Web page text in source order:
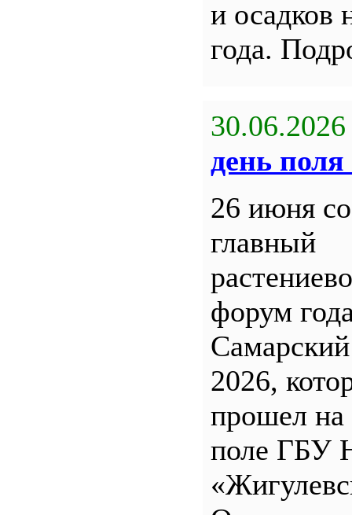
и осадков
года.
30.06.2026
день поля
26 июня
главный
форум
2026,
прошел
поле ГБУ